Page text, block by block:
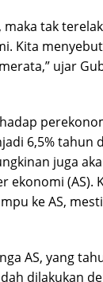
tak
Kita
ujar
6,5% tahun
juga
ekonomi (AS).
ke AS,
AS, yang
dilakukan